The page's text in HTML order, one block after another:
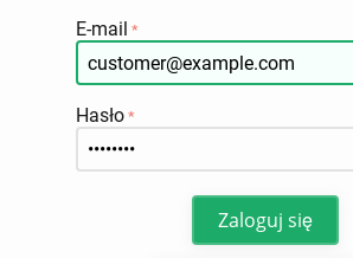
E-mail
Hasło
Zaloguj się